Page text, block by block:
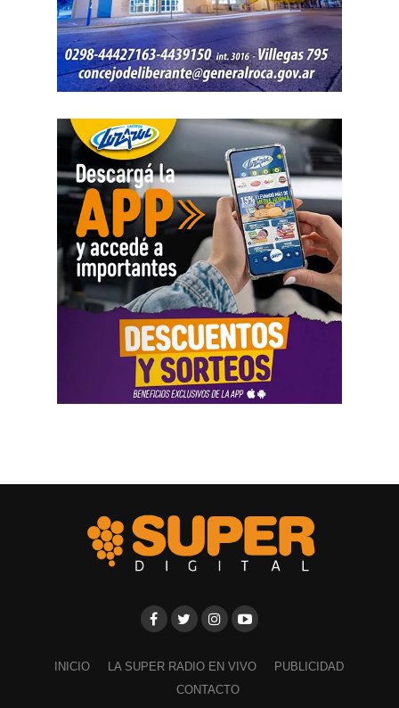
Mientras la reforma laboral ataca una de las conquistas
fundacionales como la jornada de 8 horas, instalando un
banco de horas flexible, que borra los límites entre lo
personal y lo laboral, debemos recurrir a varios empleos
para poder sostener la vida», dijo Chevalier y subrayó
asimétrica sobre las mujeres, provoca una crisis sobre los
cuidados y desorganiza los hogares».
Al abordar la persecución política a sindicalistas y
sindicatos, Biró sostuvo que «el Estado me ha iniciado
una persecución mediática, gremial, jurídica y personal
por ser el secretario general de la Asociación de Pilotos.
Se trata de una campaña abierta y pública de difamación
llevada adelante por funcionarios del gobierno, utilizando
la aplicación Mi Argentina o las carteleras de las
estaciones terminales. Usaron todos los recursos del
Estado. Me imputaron delitos penales, me hicieron saber
que perseguían a mi familia, a mi mujer y a mis hijas, y
tuve que presentar un habeas corpus preventivo».
sindicales como las que hicieron a los compañeros de La
Aeronáutico o las acciones judiciales contra 170
trabajadores del subte».
los comisionados de la CIDH hicieron algunos
cuestionamientos y solicitaron explicaciones a los
laboral. Y, ante esas preocupaciones, Cremonte precisó
INICIO LA SUPER RADIO EN VIVO
PUBLICIDAD
CONTACTO